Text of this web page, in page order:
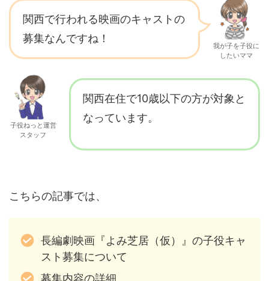
関西で行われる映画のキャストの
募集なんですね！
我が子を子役に
したいママ
子役ねっと運営
スタッフ
関西在住で10歳以下の方が対象と
なっています。
こちらの記事では、
長編劇映画『よみ芝居（仮）』の子役キャ
スト募集について
募集内容の詳細